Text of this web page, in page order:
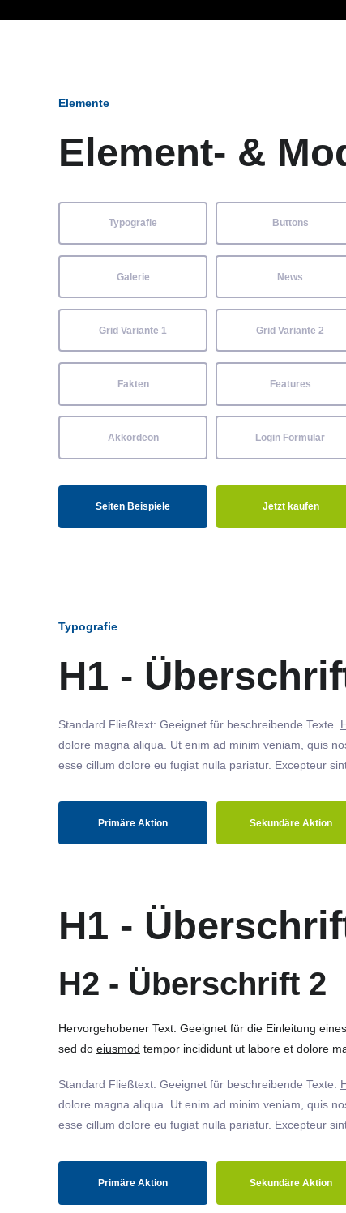
Elemente
Element- &
Typografie Buttons
Galerie News
Grid Variante 1 Grid Variante 2
Fakten Features
Akkordeon Login Formular
Seiten Beispiele Jetzt kaufen
Typografie
H1 -
Standard Fließtext: Geeignet für beschreibende Texte.
dolore magna aliqua. Ut enim ad minim veniam, quis
esse cillum dolore eu fugiat nulla pariatur. Excepteur
Primäre Aktion Sekundäre Aktion
H1 -
H2 - Überschrift 2
Hervorgehobener Text: Geeignet für die Einleitung
sed do eiusmod tempor incididunt ut labore et dolore
Standard Fließtext: Geeignet für beschreibende Texte.
dolore magna aliqua. Ut enim ad minim veniam, quis
esse cillum dolore eu fugiat nulla pariatur. Excepteur
Primäre Aktion Sekundäre Aktion